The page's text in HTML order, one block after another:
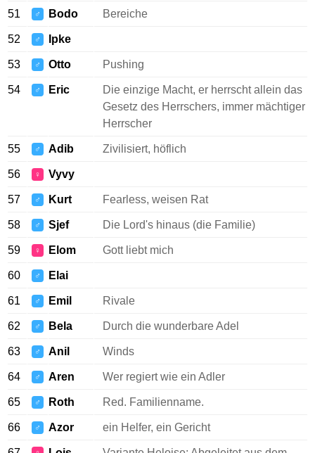
51 ♂ Bodo Bereiche
52 ♂ Ipke
53 ♂ Otto Pushing
54 ♂ Eric
Die einzige Macht, er herrscht allein das
Gesetz des Herrschers, immer mächtiger
Herrscher
55 ♂ Adib Zivilisiert, höflich
56 ♀ Vyvy
57 ♂ Kurt Fearless, weisen Rat
58 ♂ Sjef Die Lord's hinaus (die Familie)
59 ♀ Elom Gott liebt mich
60 ♂ Elai
61 ♂ Emil Rivale
62 ♂ Bela Durch die wunderbare Adel
63 ♂ Anil Winds
64 ♂ Aren Wer regiert wie ein Adler
65 ♂ Roth Red. Familienname.
66 ♂ Azor ein Helfer, ein Gericht